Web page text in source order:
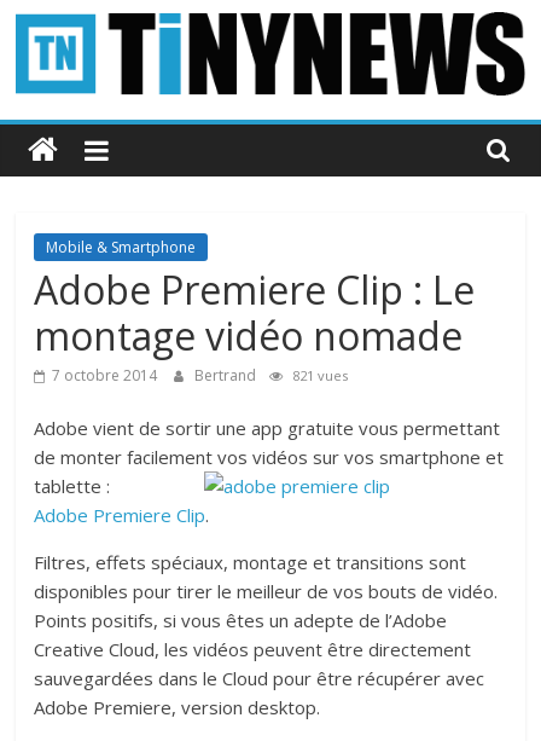
Passer
contenu
Tinynews
Le
belge
connecté
Mobile & Smartphone
Adobe Premiere Clip : Le
montage vidéo nomade
7 octobre 2014 Bertrand 821 vues
Adobe vient de sortir une app gratuite vous permettant
de monter facilement vos vidéos sur vos smartphone et
tablette :
Adobe Premiere Clip.
Filtres, effets spéciaux, montage et transitions sont
disponibles pour tirer le meilleur de vos bouts de vidéo.
Points positifs, si vous êtes un adepte de l’Adobe
Creative Cloud, les vidéos peuvent être directement
sauvegardées dans le Cloud pour être récupérer avec
Adobe Premiere, version desktop.